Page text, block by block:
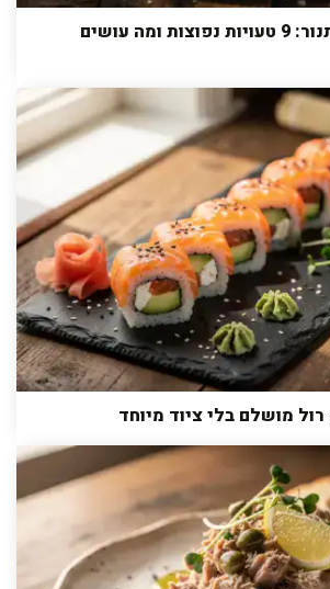
רגליים שוקיים בתנור: 9 טעויות נפוצות ומה עושים
מושלם בלי ציוד מיוחד